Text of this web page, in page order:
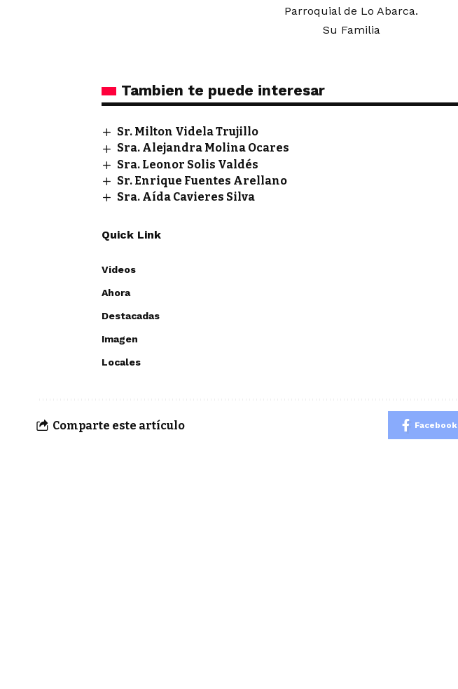
Parroquial de Lo Abarca.
Su Familia
Tambien te puede interesar
Sr. Milton Videla Trujillo
Sra. Alejandra Molina Ocares
Sra. Leonor Solis Valdés
Sr. Enrique Fuentes Arellano
Sra. Aída Cavieres Silva
Quick Link
Videos
Ahora
Destacadas
Imagen
Locales
Comparte este artículo Facebook